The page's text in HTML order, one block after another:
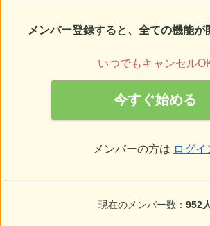
メンバー登録すると、全ての機能が
いつでもキャンセル
今すぐ始める
メンバーの方は ログイ
現在のメンバー数： 952